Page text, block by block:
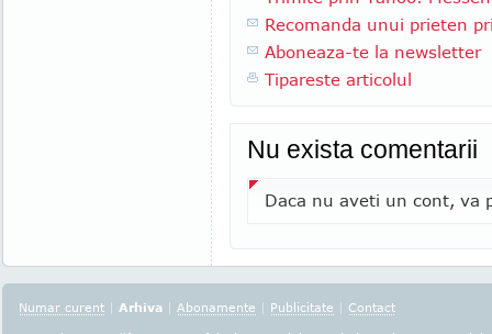
Recomanda unui prieten
Aboneaza-te la newsletter
Tipareste articolul
Nu exista comentarii
Daca nu aveti un cont, va
Numar curent | Arhiva | Abonamente | Publicitate | Contact